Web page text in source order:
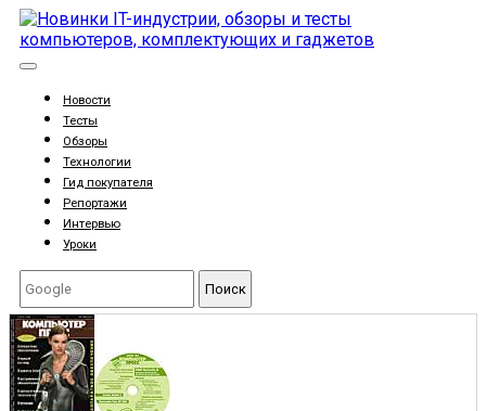
Новости
Тесты
Обзоры
Технологии
Гид покупателя
Репортажи
Интервью
Уроки
Поиск